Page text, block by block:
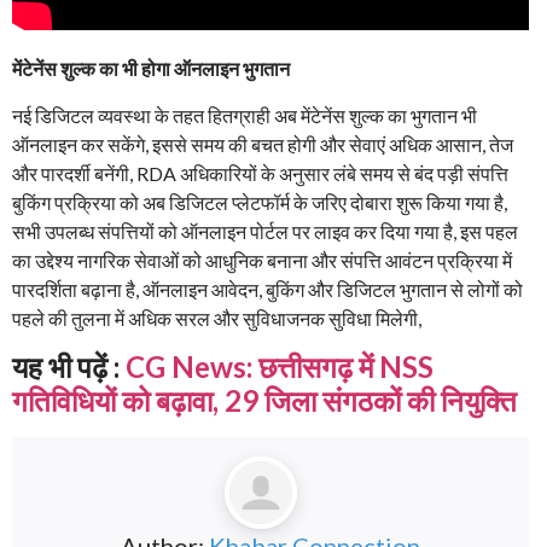
मेंटेनेंस शुल्क का भी होगा ऑनलाइन भुगतान
नई डिजिटल व्यवस्था के तहत हितग्राही अब मेंटेनेंस शुल्क का भुगतान भी
ऑनलाइन कर सकेंगे, इससे समय की बचत होगी और सेवाएं अधिक आसान, तेज
और पारदर्शी बनेंगी, RDA अधिकारियों के अनुसार लंबे समय से बंद पड़ी संपत्ति
बुकिंग प्रक्रिया को अब डिजिटल प्लेटफॉर्म के जरिए दोबारा शुरू किया गया है,
सभी उपलब्ध संपत्तियों को ऑनलाइन पोर्टल पर लाइव कर दिया गया है, इस पहल
का उद्देश्य नागरिक सेवाओं को आधुनिक बनाना और संपत्ति आवंटन प्रक्रिया में
पारदर्शिता बढ़ाना है, ऑनलाइन आवेदन, बुकिंग और डिजिटल भुगतान से लोगों को
पहले की तुलना में अधिक सरल और सुविधाजनक सुविधा मिलेगी,
यह भी पढ़ें : CG News: छत्तीसगढ़ में NSS
गतिविधियों को बढ़ावा, 29 जिला संगठकों की नियुक्ति